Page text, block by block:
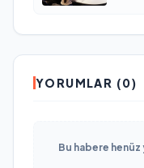
YORUMLAR (0)
Bu habere henüz